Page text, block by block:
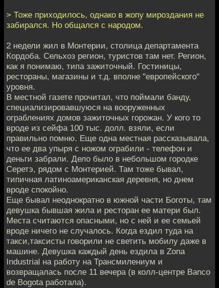
> Тоже приходилось, однако в жопу мироздания не
забирался. Но общался с народом.
2 недели жил в Монтерии, столица департамента
Кордоба. Сельхоз регион, туристов там нет. Регион,
как я понимаю, типа зажиточный. Гостиницы,
рестораны, магазины и т.д. вполне "европейского"
уровня.
В местной газете прочитал, что поймали банду,
специализировавшуюся на вооруженных
ограблениях домов зажиточных горожан. У кого то
вроде из сейфа 100 тыс. долл. взяли, если
правильно помню. Еще одна местная рассказывала,
что ее два упыря с ножом ограбили - телефон и
деньги забрали. Дело было в небольшом городке
Серетэ, рядом с Монтерией. Там тоже бывал,
типичная латиноамериканская деревня, но днем
вроде спокойно.
Еще бывал неоднократно в южной части Боготы, там
девушка бывшая жила и ресторан ее матери был.
Места считаются опасными, но с ней и ее семьей
вроде ничего не случалось. Когда ездил туда на
такси,таксисты говорили не светить мобилу даже в
машине. Девушка каждый день ездила в Zona
Industrial на работу на Трансмилениум и
возвращалась после 11 вечера (в колл-центре Banco
de Bogota работала).